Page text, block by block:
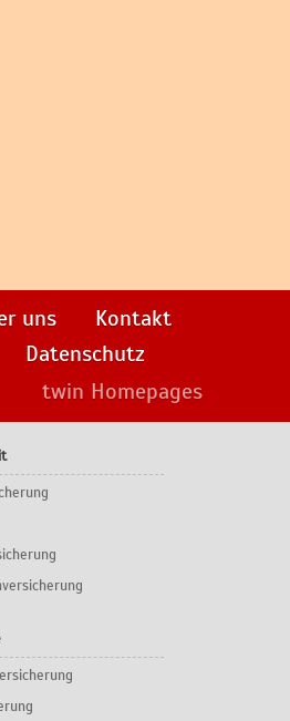
uns
Kontakt
Datenschutz
twin Homepages